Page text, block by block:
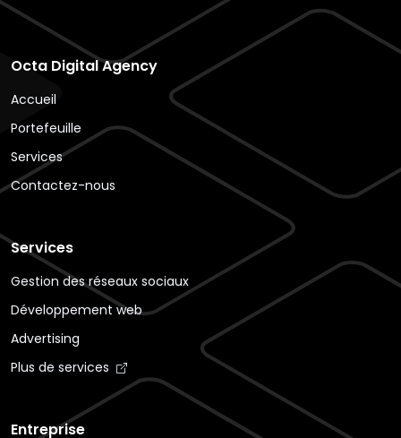
Octa Digital Agency
Accueil
Portefeuille
Services
Contactez-nous
Services
Gestion des réseaux sociaux
Développement web
Advertising
Plus de services
Entreprise